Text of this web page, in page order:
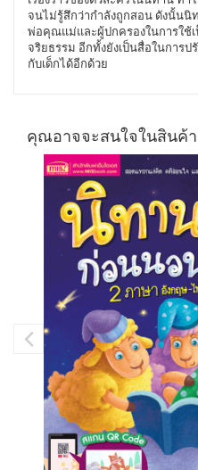
จนไม่รู้สึกว่ากำลังถูกสอน ดังนั้น
พ่อคุณแม่และผู้ปกครองในการใช้
จริยธรรม อีกทั้งยังเป็นสื่อในการ
กับเด็กได้อีกด้วย
คุณอาจจะสนใจในสินค้